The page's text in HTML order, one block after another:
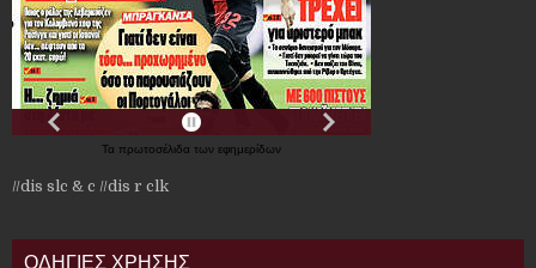
Τα πρωτοσέλιδα των εφημερίδων
//dis slc & c //dis r clk
ΟΔΗΓΙΕΣ ΧΡΗΣΗΣ